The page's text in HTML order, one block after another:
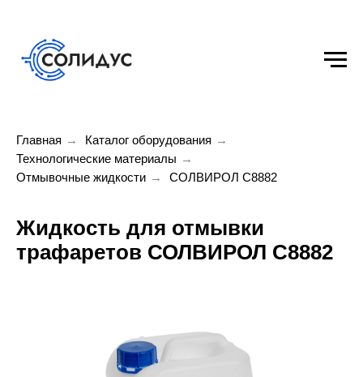
Главная → Каталог оборудования →
Технологические материалы →
Отмывочные жидкости → СОЛВИРОЛ С8882
Жидкость для отмывки
трафаретов СОЛВИРОЛ С8882